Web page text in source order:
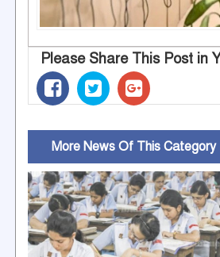
Please Share This Post in
More News Of This Category